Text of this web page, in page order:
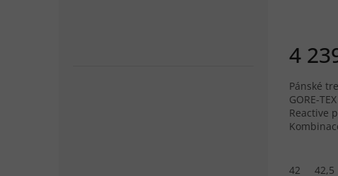
4
Pánské
GORE-
Reactive
42 42,5